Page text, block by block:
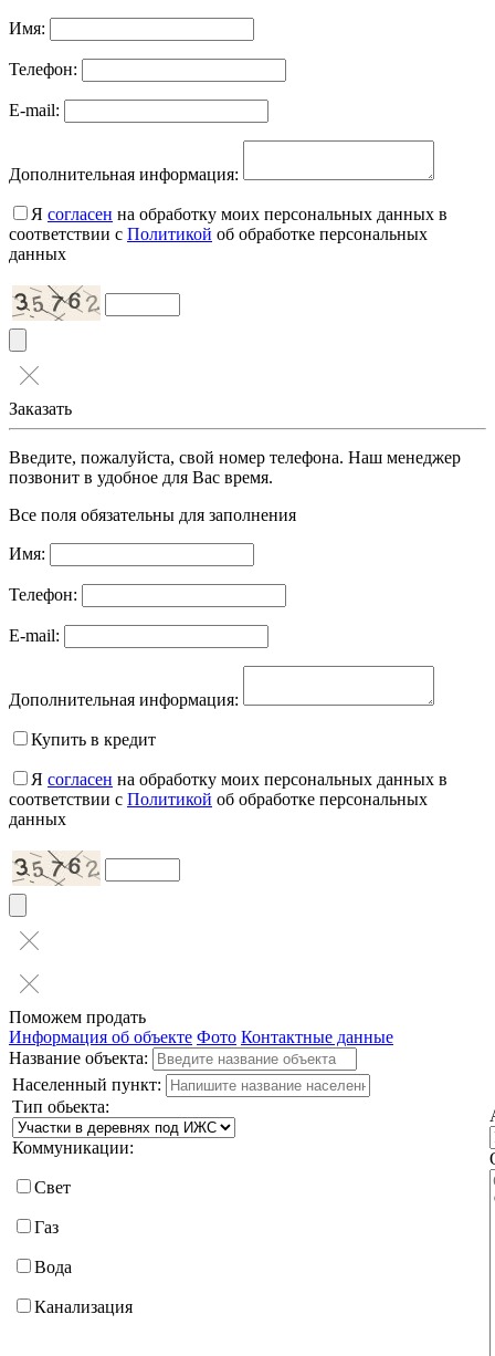
Имя:
Телефон:
E-mail:
Дополнительная информация:
Я согласен на обработку моих персональных данных в
соответствии с Политикой об обработке персональных
данных
Заказать
Введите, пожалуйста, свой номер телефона. Наш менеджер
позвонит в удобное для Вас время.
Все поля обязательны для заполнения
Имя:
Телефон:
E-mail:
Дополнительная информация:
Купить в кредит
Я согласен на обработку моих персональных данных в
соответствии с Политикой об обработке персональных
данных
Поможем продать
Информация об объекте Фото Контактные данные
Название объекта:
Населенный пункт:
Тип обьекта:
Коммуникации:
Свет
Газ
Вода
Канализация